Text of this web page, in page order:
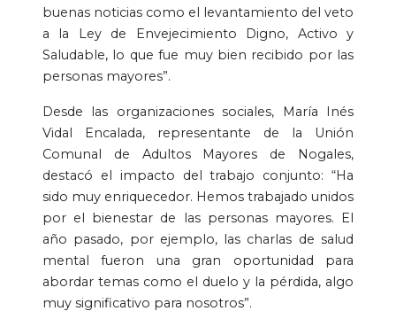
buenas noticias como el levantamiento del veto
a la Ley de Envejecimiento Digno, Activo y
Saludable, lo que fue muy bien recibido por las
personas mayores”.
Desde las organizaciones sociales, María Inés
Vidal Encalada, representante de la Unión
Comunal de Adultos Mayores de Nogales,
destacó el impacto del trabajo conjunto: “Ha
sido muy enriquecedor. Hemos trabajado unidos
por el bienestar de las personas mayores. El
año pasado, por ejemplo, las charlas de salud
mental fueron una gran oportunidad para
abordar temas como el duelo y la pérdida, algo
muy significativo para nosotros”.